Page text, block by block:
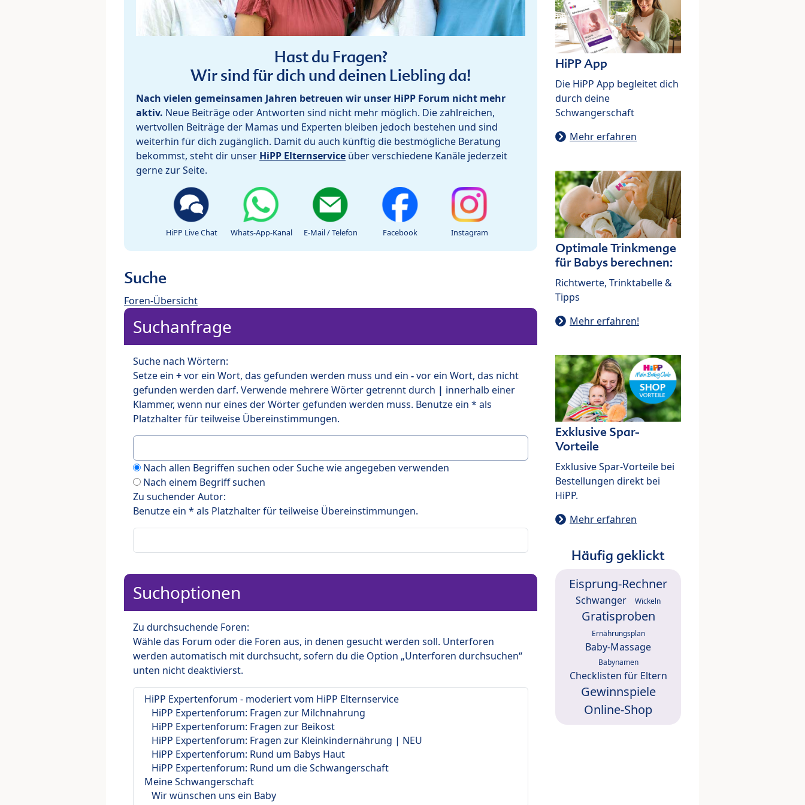
Hast du Fragen?
Wir sind für dich und deinen Liebling da!
Nach vielen gemeinsamen Jahren betreuen wir unser HiPP Forum nicht mehr
aktiv. Neue Beiträge oder Antworten sind nicht mehr möglich. Die zahlreichen,
wertvollen Beiträge der Mamas und Experten bleiben jedoch bestehen und sind
weiterhin für dich zugänglich. Damit du auch künftig die bestmögliche Beratung
bekommst, steht dir unser HiPP Elternservice über verschiedene Kanäle jederzeit
gerne zur Seite.
HiPP Live Chat Whats-App-Kanal E-Mail / Telefon Facebook Instagram
Suche
Foren-Übersicht
Suchanfrage
Suche nach Wörtern:
Setze ein +vor ein Wort, das gefunden werden muss und ein -vor ein Wort, das nicht
gefunden werden darf. Verwende mehrere Wörter getrennt durch | innerhalb einer
Klammer, wenn nur eines der Wörter gefunden werden muss. Benutze ein * als
Platzhalter für teilweise Übereinstimmungen.
Nach allen Begriffen suchen oder Suche wie angegeben verwenden
Nach einem Begriff suchen
Zu suchender Autor:
Benutze ein * als Platzhalter für teilweise Übereinstimmungen.
Suchoptionen
Zu durchsuchende Foren:
Wähle das Forum oder die Foren aus, in denen gesucht werden soll. Unterforen
werden automatisch mit durchsucht, sofern du die Option „Unterforen durchsuchen“
unten nicht deaktivierst.
HiPP App
Die HiPP App begleitet dich
durch deine
Schwangerschaft
Mehr erfahren
Optimale Trinkmenge
für Babys berechnen:
Richtwerte, Trinktabelle &
Tipps
Mehr erfahren!
Exklusive Spar-
Vorteile
Exklusive Spar-Vorteile bei
Bestellungen direkt bei
HiPP.
Mehr erfahren
Häufig geklickt
Eisprung-Rechner
Schwanger Wickeln
Gratisproben
Ernährungsplan
Baby-Massage
Babynamen
Checklisten für Eltern
Gewinnspiele
Online-Shop